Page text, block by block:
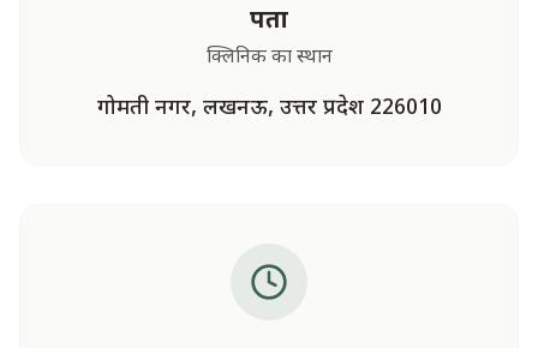
पता
क्लिनिक का स्थान
गोमती नगर, लखनऊ, उत्तर प्रदेश 226010